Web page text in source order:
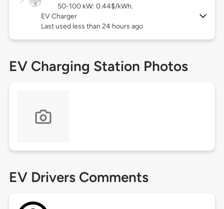
50-100 kW: 0.44$/kWh.
EV Charger
Last used less than 24 hours ago
EV Charging Station Photos
EV Drivers Comments